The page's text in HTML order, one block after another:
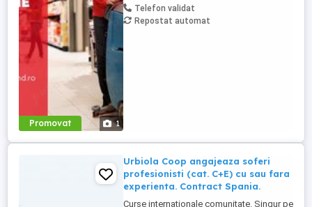
Promovat 1
de 4700 lei brut (pentru un program de
lucru de 8 ore pe zi) și bonuri de masă
Telefon validat
Repostat automat
Urbiola Coop angajeaza soferi
profesionisti (cat. C+E) cu sau fara
experienta. Contract Spania.
Curse internationale comunitate. Singur pe